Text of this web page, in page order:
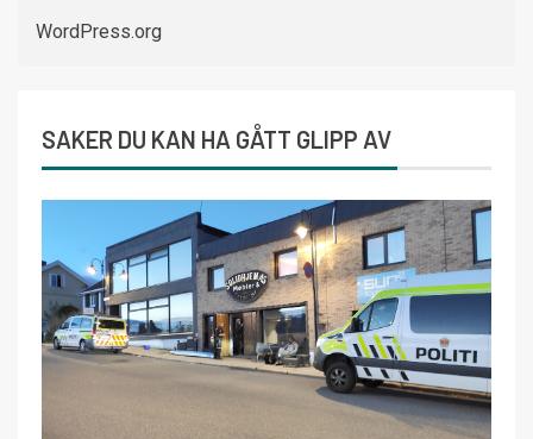
WordPress.org
SAKER DU KAN HA GÅTT GLIPP AV